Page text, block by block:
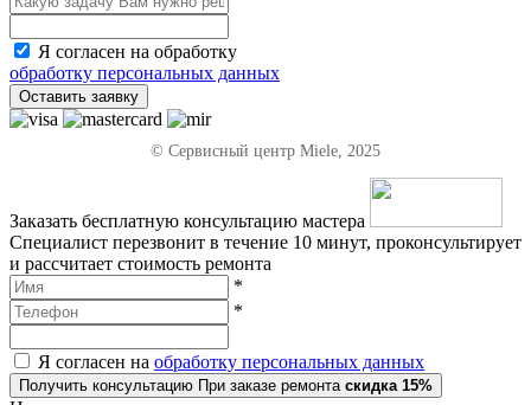
Я согласен на обработку
обработку персональных данных
Оставить заявку
© Сервисный центр Miele, 2025
Заказать бесплатную консультацию мастера
Специалист перезвонит в течение 10 минут, проконсультирует
и рассчитает стоимость ремонта
*
*
Я согласен на обработку персональных данных
Получить консультацию При заказе ремонта скидка 15%